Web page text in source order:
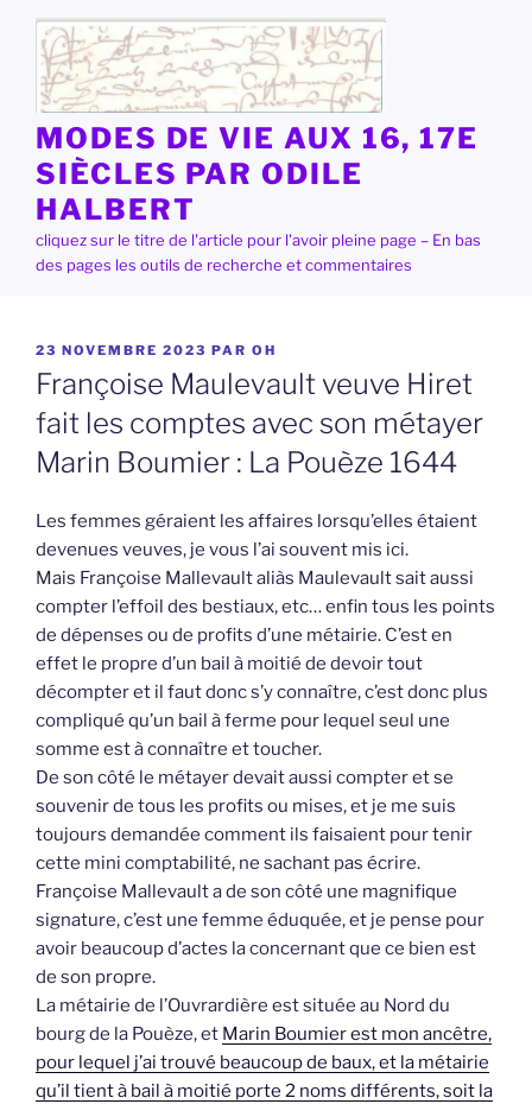
contenu
principal
MODES DE VIE AUX 16, 17E
SIÈCLES PAR ODILE
HALBERT
cliquez sur le titre de l'article pour l'avoir pleine page – En bas
des pages les outils de recherche et commentaires
PUBLIÉ
LE
23 NOVEMBRE 2023 PAR OH
Françoise Maulevault veuve Hiret
fait les comptes avec son métayer
Marin Boumier : La Pouèze 1644
Les femmes géraient les affaires lorsqu’elles étaient
devenues veuves, je vous l’ai souvent mis ici.
Mais Françoise Mallevault aliàs Maulevault sait aussi
compter l’effoil des bestiaux, etc… enfin tous les points
de dépenses ou de profits d’une métairie. C’est en
effet le propre d’un bail à moitié de devoir tout
décompter et il faut donc s’y connaître, c’est donc plus
compliqué qu’un bail à ferme pour lequel seul une
somme est à connaître et toucher.
De son côté le métayer devait aussi compter et se
souvenir de tous les profits ou mises, et je me suis
toujours demandée comment ils faisaient pour tenir
cette mini comptabilité, ne sachant pas écrire.
Françoise Mallevault a de son côté une magnifique
signature, c’est une femme éduquée, et je pense pour
avoir beaucoup d’actes la concernant que ce bien est
de son propre.
La métairie de l’Ouvrardière est située au Nord du
bourg de la Pouèze, et Marin Boumier est mon ancêtre,
pour lequel j’ai trouvé beaucoup de baux, et la métairie
qu’il tient à bail à moitié porte 2 noms différents, soit la